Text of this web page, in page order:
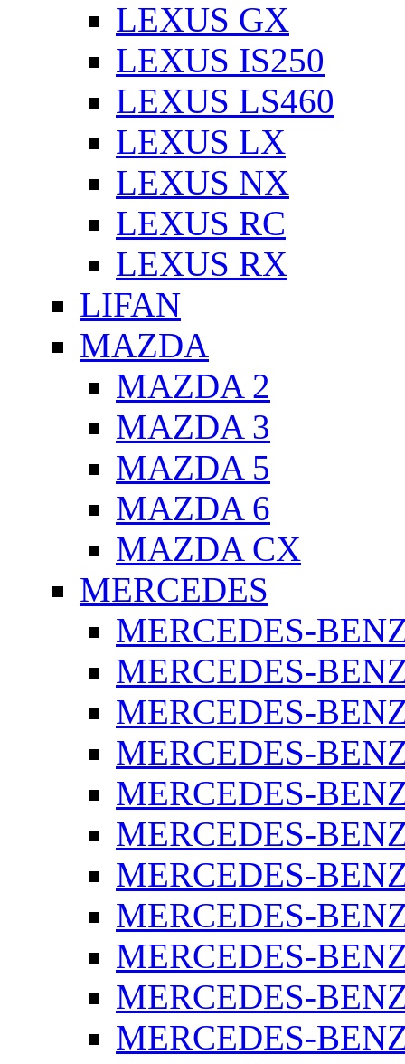
LEXUS GX
LEXUS IS250
LEXUS LS460
LEXUS LX
LEXUS NX
LEXUS RC
LEXUS RX
LIFAN
MAZDA
MAZDA 2
MAZDA 3
MAZDA 5
MAZDA 6
MAZDA CX
MERCEDES
MERCEDES-
MERCEDES-
MERCEDES-
MERCEDES-
MERCEDES-
MERCEDES-
MERCEDES-
MERCEDES-
MERCEDES-
MERCEDES-
MERCEDES-